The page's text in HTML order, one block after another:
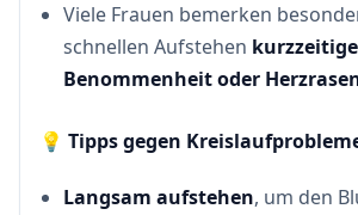
Viele Frauen bemerken
schnellen Aufstehen kurzzeitige
Benommenheit oder
💡 Tipps gegen
Langsam aufstehen, um den